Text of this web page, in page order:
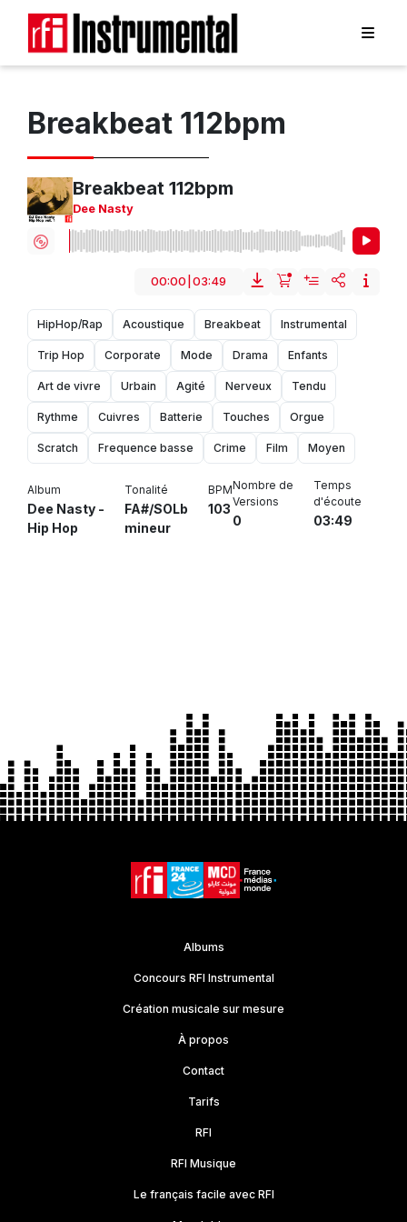
Breakbeat 112bpm
Breakbeat 112bpm
Dee Nasty
00:00 03:49
HipHop/Rap Acoustique Breakbeat Instrumental
Trip Hop Corporate Mode Drama Enfants
Art de vivre Urbain Agité Nerveux Tendu
Rythme Cuivres Batterie Touches Orgue
Scratch Frequence basse Crime Film Moyen
Album
Dee Nasty -
Hip Hop
Tonalité
FA#/SOLb
mineur
BPM
103
Nombre de
Versions
0
Temps
d'écoute
03:49
Albums
Concours RFI Instrumental
Création musicale sur mesure
À propos
Contact
Tarifs
RFI
RFI Musique
Le français facile avec RFI